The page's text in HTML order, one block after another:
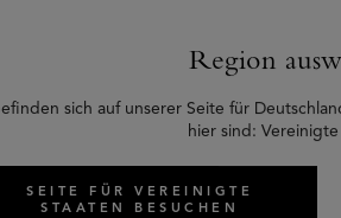
Ähnliche
Region
sich auf unserer Seite für
hier sind:
SEITE FÜR VEREINIGTE
STAATEN BESUCHEN